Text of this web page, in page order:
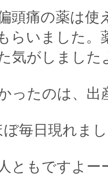
頭痛の薬は使
らいました。
気がしました
ったのは、出
ぼ毎日現れま
ともですよ